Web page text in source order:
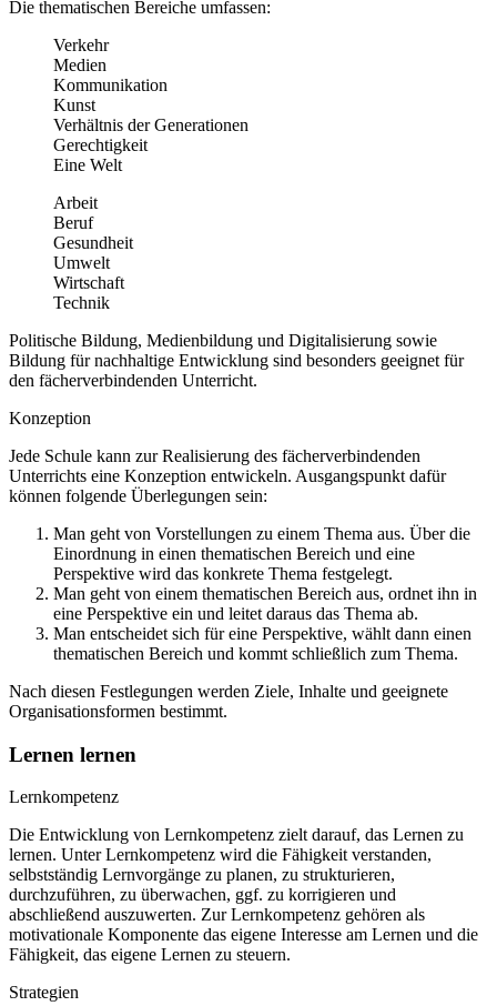
Die thematischen Bereiche umfassen:
Verkehr
Medien
Kommunikation
Kunst
Verhältnis der Generationen
Gerechtigkeit
Eine Welt
Arbeit
Beruf
Gesundheit
Umwelt
Wirtschaft
Technik
Politische Bildung, Medienbildung und Digitalisierung sowie
Bildung für nachhaltige Entwicklung sind besonders geeignet für
den fächerverbindenden Unterricht.
Konzeption
Jede Schule kann zur Realisierung des fächerverbindenden
Unterrichts eine Konzeption entwickeln. Ausgangspunkt dafür
können folgende Überlegungen sein:
Man geht von Vorstellungen zu einem Thema aus. Über die
Einordnung in einen thematischen Bereich und eine
Perspektive wird das konkrete Thema festgelegt.
Man geht von einem thematischen Bereich aus, ordnet ihn in
eine Perspektive ein und leitet daraus das Thema ab.
Man entscheidet sich für eine Perspektive, wählt dann einen
thematischen Bereich und kommt schließlich zum Thema.
Nach diesen Festlegungen werden Ziele, Inhalte und geeignete
Organisationsformen bestimmt.
Lernen lernen
Lernkompetenz
Die Entwicklung von Lernkompetenz zielt darauf, das Lernen zu
lernen. Unter Lernkompetenz wird die Fähigkeit verstanden,
selbstständig Lernvorgänge zu planen, zu strukturieren,
durchzuführen, zu überwachen, ggf. zu korrigieren und
abschließend auszuwerten. Zur Lernkompetenz gehören als
motivationale Komponente das eigene Interesse am Lernen und die
Fähigkeit, das eigene Lernen zu steuern.
Strategien